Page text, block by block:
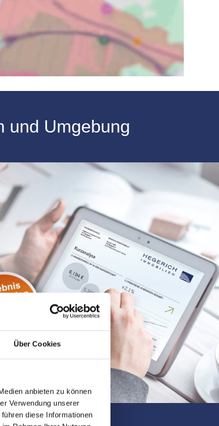
Über Cookies
anbieten zu können
Verwendung unserer
diese Informationen
und Umgebung